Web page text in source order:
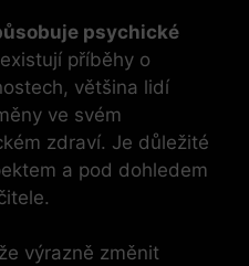
psychické
příběhy o
většina lidí
ve svém
zdraví. Je důležité
a pod dohledem
výrazně změnit